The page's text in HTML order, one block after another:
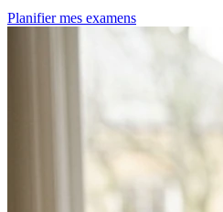
Planifier mes examens